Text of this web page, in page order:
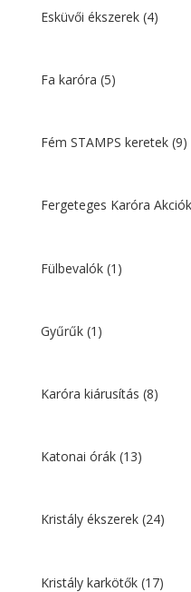
Esküvői ékszerek (4)
Fa karóra (5)
Fém STAMPS keretek (9)
Fergeteges Karóra
Fülbevalók (1)
Gyűrűk (1)
Karóra kiárusítás (8)
Katonai órák (13)
Kristály ékszerek (24)
Kristály karkötők (17)